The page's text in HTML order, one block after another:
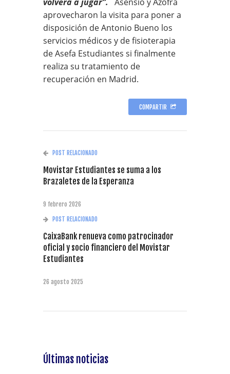
aprovecharon la visita para poner a
disposición de Antonio Bueno los
servicios médicos y de fisioterapia
de Asefa Estudiantes si finalmente
realiza su tratamiento de
recuperación en Madrid.
COMPARTIR
POST RELACIONADO
Movistar Estudiantes se suma a los
Brazaletes de la Esperanza
9 febrero 2026
POST RELACIONADO
CaixaBank renueva como patrocinador
oficial y socio financiero del Movistar
Estudiantes
26 agosto 2025
Últimas noticias